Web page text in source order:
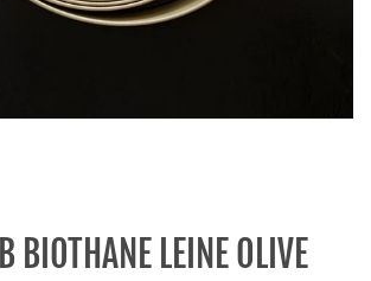
BIOTHANE LEINE OLIVE